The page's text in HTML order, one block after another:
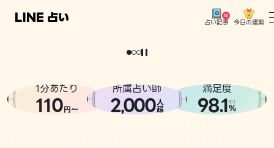
占い記事 今日の運勢
相談事例
どうせなら
。
1分あたり
110円〜
所属占い師
2,000人
超
満足度
98.1※1
%